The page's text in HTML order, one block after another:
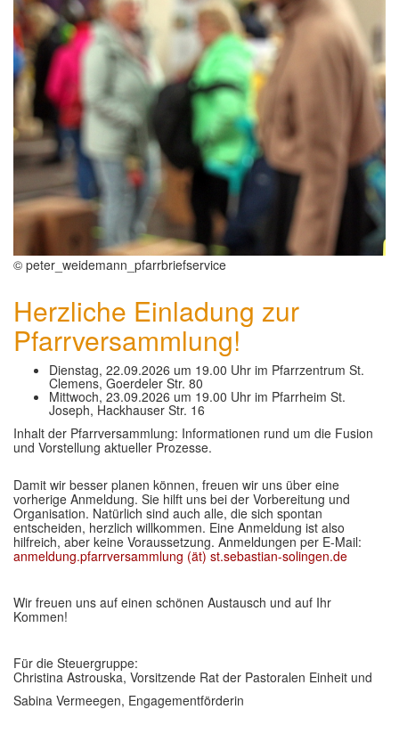
© peter_weidemann_pfarrbriefservice
Herzliche Einladung zur
Pfarrversammlung!
Dienstag, 22.09.2026 um 19.00 Uhr im Pfarrzentrum St.
Clemens, Goerdeler Str. 80
Mittwoch, 23.09.2026 um 19.00 Uhr im Pfarrheim St.
Joseph, Hackhauser Str. 16
Inhalt der Pfarrversammlung: Informationen rund um die Fusion
und Vorstellung aktueller Prozesse.
Damit wir besser planen können, freuen wir uns über eine
vorherige Anmeldung. Sie hilft uns bei der Vorbereitung und
Organisation. Natürlich sind auch alle, die sich spontan
entscheiden, herzlich willkommen. Eine Anmeldung ist also
hilfreich, aber keine Voraussetzung. Anmeldungen per E-Mail:
anmeldung.pfarrversammlung (ät) st.sebastian-solingen.de
Wir freuen uns auf einen schönen Austausch und auf Ihr
Kommen!
Für die Steuergruppe:
Christina Astrouska, Vorsitzende Rat der Pastoralen Einheit und
Sabina Vermeegen, Engagementförderin